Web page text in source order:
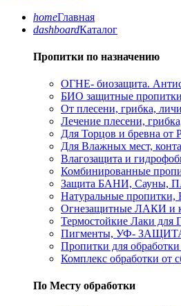
homeГлавная
dashboardКаталог
Пропитки по назначению
ОГНЕ- биозащита.
БИО защитные пропитки
От плесени, грибка,
Лечение плесени,
Для Торцов и бревна от
Для Влажных мест,
Влагозащита и
Комбинированные
Защита БАНИ, Сауны,
Натуральные
Огнезащитные ЛАКИ и
Термостойкие Лаки для
Пигменты, УФ-
Пропитки для
Комплекс обработки от
По Месту обработки